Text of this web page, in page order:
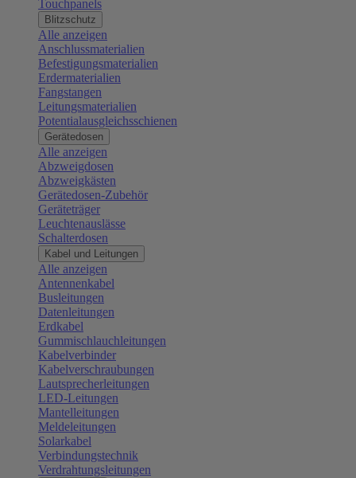
Touchpanels
Blitzschutz
Alle anzeigen
Anschlussmaterialien
Befestigungsmaterialien
Erdermaterialien
Fangstangen
Leitungsmaterialien
Potentialausgleichsschienen
Gerätedosen
Alle anzeigen
Abzweigdosen
Abzweigkästen
Gerätedosen-Zubehör
Geräteträger
Leuchtenauslässe
Schalterdosen
Kabel und Leitungen
Alle anzeigen
Antennenkabel
Busleitungen
Datenleitungen
Erdkabel
Gummischlauchleitungen
Kabelverbinder
Kabelverschraubungen
Lautsprecherleitungen
LED-Leitungen
Mantelleitungen
Meldeleitungen
Solarkabel
Verbindungstechnik
Verdrahtungsleitungen